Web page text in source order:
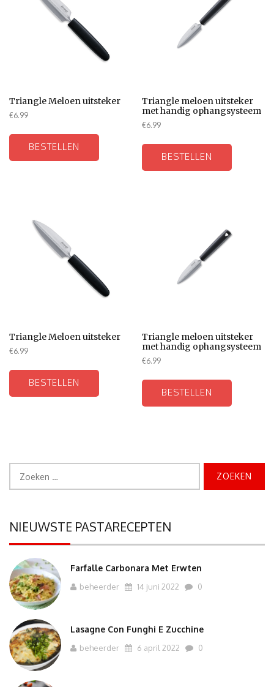
Triangle Meloen uitsteker
€6.99
BESTELLEN
Triangle meloen uitsteker
met handig ophangsysteem
€6.99
BESTELLEN
Triangle Meloen uitsteker
€6.99
BESTELLEN
Triangle meloen uitsteker
met handig ophangsysteem
€6.99
BESTELLEN
naar:
NIEUWSTE PASTARECEPTEN
Farfalle Carbonara Met Erwten
beheerder 14 juni 2022 0
Lasagne Con Funghi E Zucchine
beheerder 6 april 2022 0